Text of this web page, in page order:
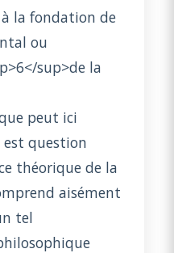
la fondation de
ou
sup>de la
peut ici
question
théorique de la
aisément
tel